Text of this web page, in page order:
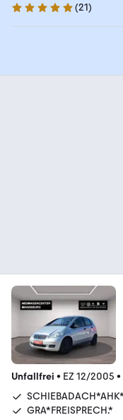
4.8 Sterne
(21)
Unfallfrei • EZ 12/2005 •
GRA*FREISPRECH.*